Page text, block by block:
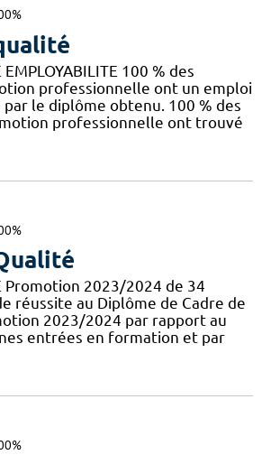
EMPLOYABILITE 100 % des
professionnelle ont un emploi
le diplôme obtenu. 100 % des
professionnelle ont trouvé
Promotion 2023/2024 de 34
réussite au Diplôme de Cadre de
2023/2024 par rapport au
entrées en formation et par